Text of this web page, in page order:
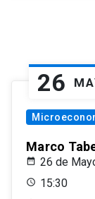
26
Marco
26 de
15:30